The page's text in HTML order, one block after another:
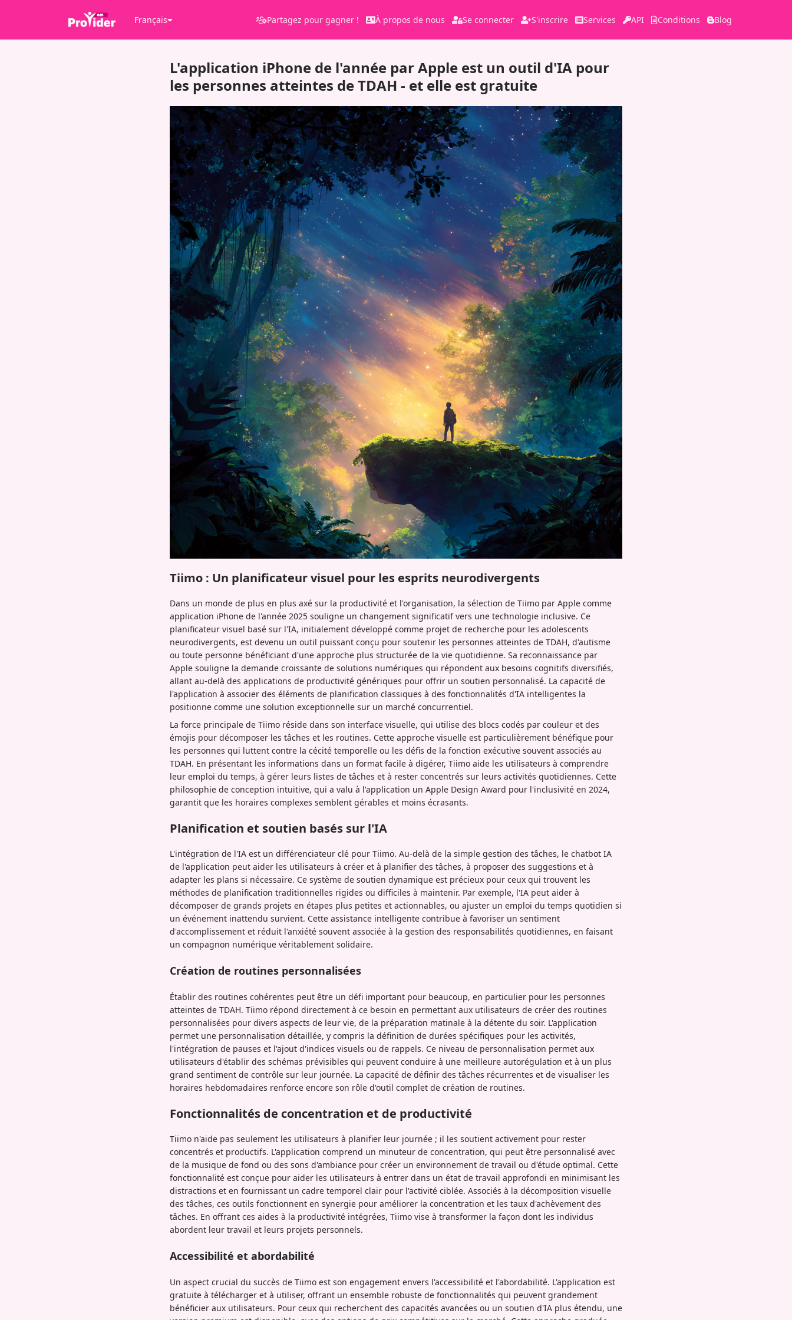
Français Partagez pour gagner ! À propos de nous Se connecter S'inscrire Services API Conditions Blog
L'application iPhone de l'année par Apple est un outil d'IA pour
les personnes atteintes de TDAH - et elle est gratuite
Tiimo : Un planificateur visuel pour les esprits neurodivergents
Dans un monde de plus en plus axé sur la productivité et l'organisation, la sélection de Tiimo par Apple comme
application iPhone de l'année 2025 souligne un changement significatif vers une technologie inclusive. Ce
planificateur visuel basé sur l'IA, initialement développé comme projet de recherche pour les adolescents
neurodivergents, est devenu un outil puissant conçu pour soutenir les personnes atteintes de TDAH, d'autisme
ou toute personne bénéficiant d'une approche plus structurée de la vie quotidienne. Sa reconnaissance par
Apple souligne la demande croissante de solutions numériques qui répondent aux besoins cognitifs diversifiés,
allant au-delà des applications de productivité génériques pour offrir un soutien personnalisé. La capacité de
l'application à associer des éléments de planification classiques à des fonctionnalités d'IA intelligentes la
positionne comme une solution exceptionnelle sur un marché concurrentiel.
La force principale de Tiimo réside dans son interface visuelle, qui utilise des blocs codés par couleur et des
émojis pour décomposer les tâches et les routines. Cette approche visuelle est particulièrement bénéfique pour
les personnes qui luttent contre la cécité temporelle ou les défis de la fonction exécutive souvent associés au
TDAH. En présentant les informations dans un format facile à digérer, Tiimo aide les utilisateurs à comprendre
leur emploi du temps, à gérer leurs listes de tâches et à rester concentrés sur leurs activités quotidiennes. Cette
philosophie de conception intuitive, qui a valu à l'application un Apple Design Award pour l'inclusivité en 2024,
garantit que les horaires complexes semblent gérables et moins écrasants.
Planification et soutien basés sur l'IA
L'intégration de l'IA est un différenciateur clé pour Tiimo. Au-delà de la simple gestion des tâches, le chatbot IA
de l'application peut aider les utilisateurs à créer et à planifier des tâches, à proposer des suggestions et à
adapter les plans si nécessaire. Ce système de soutien dynamique est précieux pour ceux qui trouvent les
méthodes de planification traditionnelles rigides ou difficiles à maintenir. Par exemple, l'IA peut aider à
décomposer de grands projets en étapes plus petites et actionnables, ou ajuster un emploi du temps quotidien si
un événement inattendu survient. Cette assistance intelligente contribue à favoriser un sentiment
d'accomplissement et réduit l'anxiété souvent associée à la gestion des responsabilités quotidiennes, en faisant
un compagnon numérique véritablement solidaire.
Création de routines personnalisées
Établir des routines cohérentes peut être un défi important pour beaucoup, en particulier pour les personnes
atteintes de TDAH. Tiimo répond directement à ce besoin en permettant aux utilisateurs de créer des routines
personnalisées pour divers aspects de leur vie, de la préparation matinale à la détente du soir. L'application
permet une personnalisation détaillée, y compris la définition de durées spécifiques pour les activités,
l'intégration de pauses et l'ajout d'indices visuels ou de rappels. Ce niveau de personnalisation permet aux
utilisateurs d'établir des schémas prévisibles qui peuvent conduire à une meilleure autorégulation et à un plus
grand sentiment de contrôle sur leur journée. La capacité de définir des tâches récurrentes et de visualiser les
horaires hebdomadaires renforce encore son rôle d'outil complet de création de routines.
Fonctionnalités de concentration et de productivité
Tiimo n'aide pas seulement les utilisateurs à planifier leur journée ; il les soutient activement pour rester
concentrés et productifs. L'application comprend un minuteur de concentration, qui peut être personnalisé avec
de la musique de fond ou des sons d'ambiance pour créer un environnement de travail ou d'étude optimal. Cette
fonctionnalité est conçue pour aider les utilisateurs à entrer dans un état de travail approfondi en minimisant les
distractions et en fournissant un cadre temporel clair pour l'activité ciblée. Associés à la décomposition visuelle
des tâches, ces outils fonctionnent en synergie pour améliorer la concentration et les taux d'achèvement des
tâches. En offrant ces aides à la productivité intégrées, Tiimo vise à transformer la façon dont les individus
abordent leur travail et leurs projets personnels.
Accessibilité et abordabilité
Un aspect crucial du succès de Tiimo est son engagement envers l'accessibilité et l'abordabilité. L'application est
gratuite à télécharger et à utiliser, offrant un ensemble robuste de fonctionnalités qui peuvent grandement
bénéficier aux utilisateurs. Pour ceux qui recherchent des capacités avancées ou un soutien d'IA plus étendu, une